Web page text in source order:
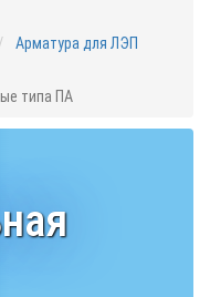
Арматура для ЛЭП
типа ПА